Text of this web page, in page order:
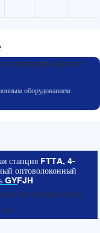
оборудованием.
станция FTTA, 4-
оптоволоконный
GYFJH